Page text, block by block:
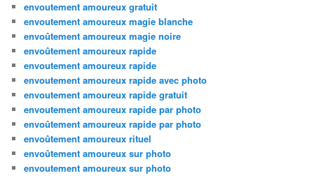
envoutement amoureux gratuit
envoutement amoureux magie blanche
envoûtement amoureux magie noire
envoûtement amoureux rapide
envoutement amoureux rapide
envoutement amoureux rapide avec photo
envoutement amoureux rapide gratuit
envoutement amoureux rapide par photo
envoûtement amoureux rapide par photo
envoûtement amoureux rituel
envoûtement amoureux sur photo
envoutement amoureux sur photo